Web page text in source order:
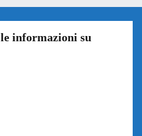
informazioni su